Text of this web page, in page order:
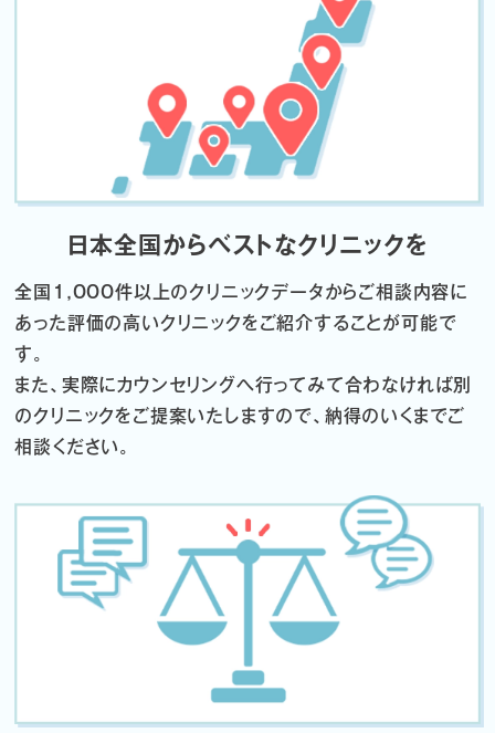
日本全国からベストなクリニックを
全国1,000件以上のクリニックデータからご相談内容に
あった評価の高いクリニックをご紹介することが可能で
す。
また、実際にカウンセリングへ行ってみて合わなければ別
のクリニックをご提案いたしますので、納得のいくまでご
相談ください。